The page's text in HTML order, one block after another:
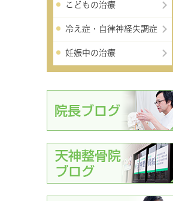
こどもの治療
冷え症・自律神経失調症
妊娠中の治療